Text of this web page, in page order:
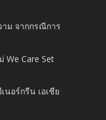
ม จากกรณีการ
We Care Set
นอร์กรีน เอเชีย